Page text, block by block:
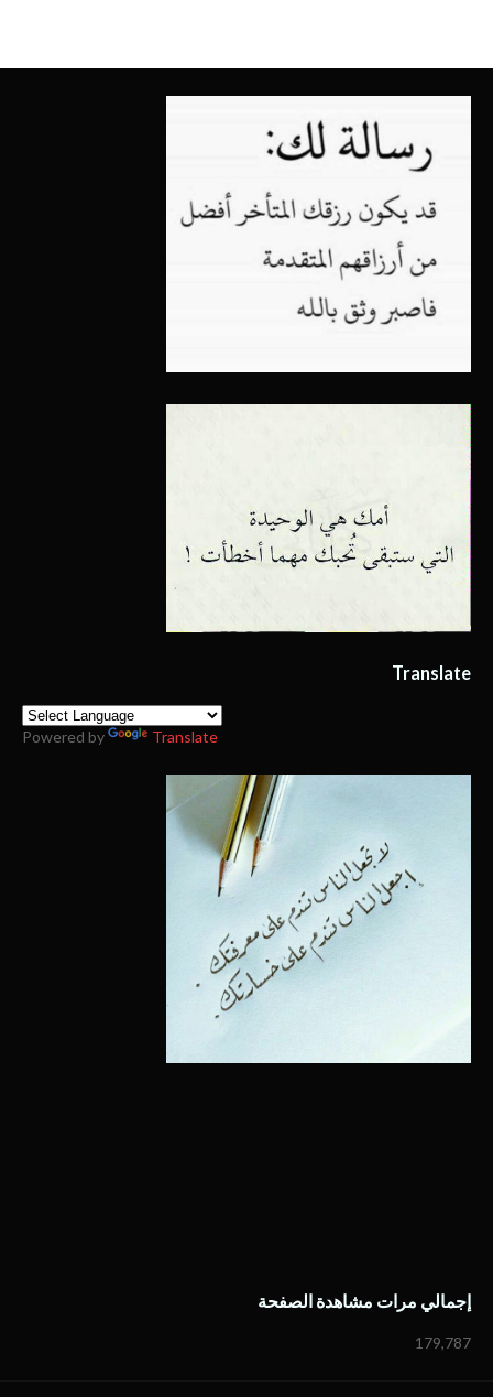
Translate
Powered by Translate
إجمالي مرات مشاهدة الصفحة
179,787